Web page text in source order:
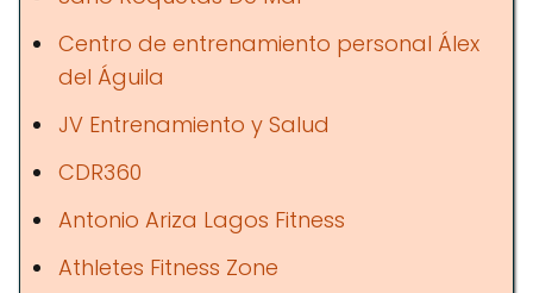
Centro de entrenamiento personal Álex
del Águila
JV Entrenamiento y Salud
CDR360
Antonio Ariza Lagos Fitness
Athletes Fitness Zone